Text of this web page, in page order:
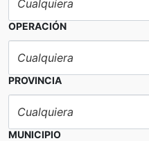
OPERACIÓN
PROVINCIA
MUNICIPIO